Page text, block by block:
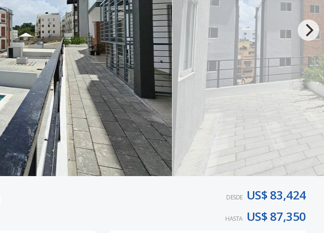
DESDE US$ 83,424
HASTA US$ 87,350